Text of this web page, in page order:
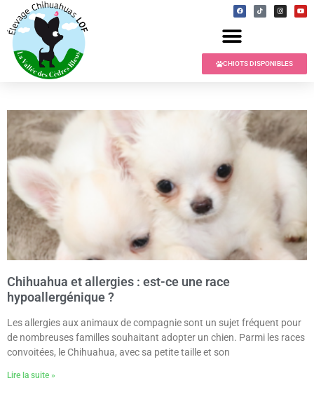
CHIOTS DISPONIBLES
Chihuahua et allergies : est-ce une race
hypoallergénique ?
Les allergies aux animaux de compagnie sont un sujet fréquent pour
de nombreuses familles souhaitant adopter un chien. Parmi les races
convoitées, le Chihuahua, avec sa petite taille et son
Lire la suite »